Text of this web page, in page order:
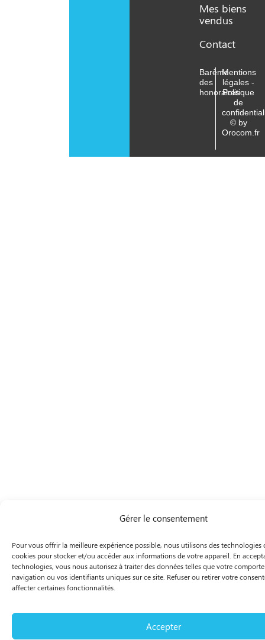
Gérer le consentement
Pour vous offrir la meilleure expérience possible, nous utilisons des technologies
cookies pour stocker et/ou accéder aux informations de votre appareil. En
technologies, vous nous autorisez à traiter des données telles que votre
navigation ou vos identifiants uniques sur ce site. Refuser ou retirer votre
affecter certaines fonctionnalités.
Accepter
Mes biens
vendus
Contact
Barème
des
honoraires
Mentions
légales -
Politique
de
© by
Orocom.fr